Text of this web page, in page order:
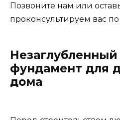
Позвоните нам или
проконсультируем вас
фундамент для
дома